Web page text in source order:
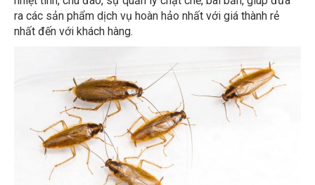
ra các sản phẩm dịch vụ hoàn hảo nhất với giá thành rẻ
nhất đến với khách hàng.